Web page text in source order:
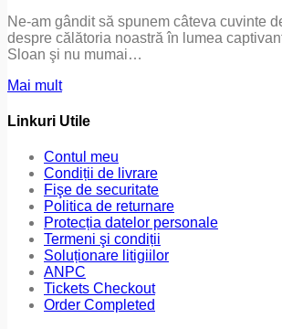
Ne-am gândit să spunem câteva cuvinte
despre călătoria noastră în lumea
Sloan şi nu mumai…
Mai mult
Linkuri Utile
Contul meu
Condiții de livrare
Fişe de securitate
Politica de returnare
Protecția datelor personale
Termeni şi condiții
Soluționare litigiilor
ANPC
Tickets Checkout
Order Completed